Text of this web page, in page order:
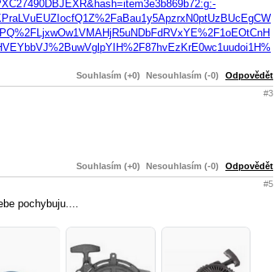
Souhlasím (+0) Nesouhlasím (-0) Odpovědět
#3
Souhlasím (+0) Nesouhlasím (-0) Odpovědět
#5
pochybuju....